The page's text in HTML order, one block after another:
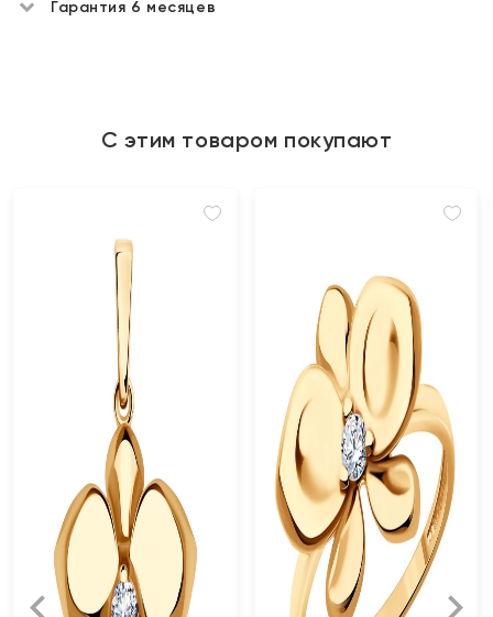
Гарантия 6 месяцев
С этим товаром покупают